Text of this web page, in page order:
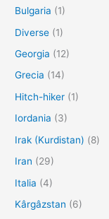
Bulgaria (1)
Diverse (1)
Georgia (12)
Grecia (14)
Hitch-hiker (1)
Iordania (3)
Irak (Kurdistan) (8)
Iran (29)
Italia (4)
Kârgâzstan (6)